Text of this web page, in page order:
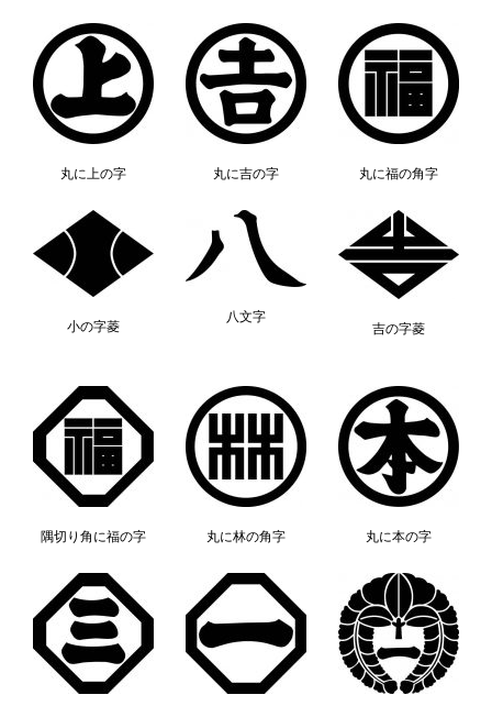
丸に上の字 丸に吉の字 丸に福の角字
小の字菱
八文字
吉の字菱
隅切り角に福の字 丸に林の角字 丸に本の字